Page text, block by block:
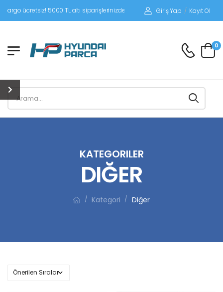
5000 TL altı siparişlerinizde siparişleriniz alıcı ödemeli gönderilir.
Giriş Yap / Kayıt Ol
0
KATEGORILER
DIĞER
/ Kategori / Diğer